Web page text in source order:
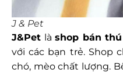
J & Pet
J&Pet làshop bán
với các bạn trẻ. Shop
chó, mèo chất lượng.